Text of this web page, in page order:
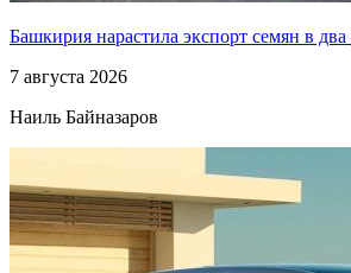
Башкирия нарастила экспорт семян в два
7 августа 2026
Наиль Байназаров